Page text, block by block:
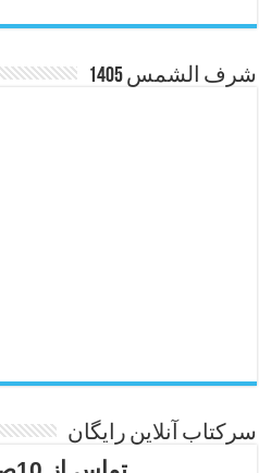
شرف الشمس 1405
سرکتاب آنلاین رایگان